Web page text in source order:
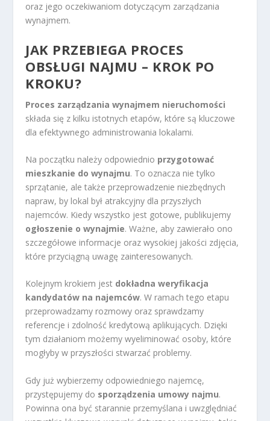
oraz jego oczekiwaniom dotyczącym zarządzania
wynajmem.
JAK PRZEBIEGA PROCES
OBSŁUGI NAJMU – KROK PO
KROKU?
Proces zarządzania wynajmem nieruchomości
składa się z kilku istotnych etapów, które są kluczowe
dla efektywnego administrowania lokalami.
Na początku należy odpowiednio przygotować
mieszkanie do wynajmu. To oznacza nie tylko
sprzątanie, ale także przeprowadzenie niezbędnych
napraw, by lokal był atrakcyjny dla przyszłych
najemców. Kiedy wszystko jest gotowe, publikujemy
ogłoszenie o wynajmie. Ważne, aby zawierało ono
szczegółowe informacje oraz wysokiej jakości zdjęcia,
które przyciągną uwagę zainteresowanych.
Kolejnym krokiem jest dokładna weryfikacja
kandydatów na najemców. W ramach tego etapu
przeprowadzamy rozmowy oraz sprawdzamy
referencje i zdolność kredytową aplikujących. Dzięki
tym działaniom możemy wyeliminować osoby, które
mogłyby w przyszłości stwarzać problemy.
Gdy już wybierzemy odpowiedniego najemcę,
przystępujemy do sporządzenia umowy najmu.
Powinna ona być starannie przemyślana i uwzględniać